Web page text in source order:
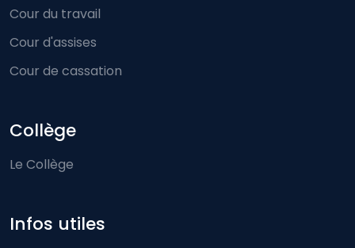
Cour du travail
Cour d'assises
Cour de cassation
Collège
Le Collège
Infos utiles